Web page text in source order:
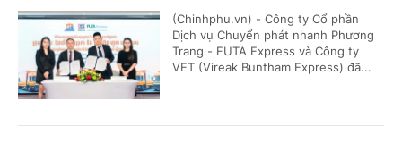
(Chinhphu.vn) - Công ty Cổ phần
Dịch vụ Chuyển phát nhanh Phương
Trang - FUTA Express và Công ty
VET (Vireak Buntham Express) đã...